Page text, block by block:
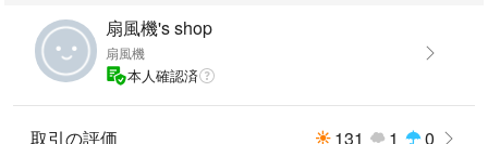
約一週間ほどかかる場合がございます。
御了承くださいませ。
台風時期は船が出港できないので
2週間は見てください。
豊5 200
扇風機's shop
扇風機
本人確認済
取引の評価 131 1 0